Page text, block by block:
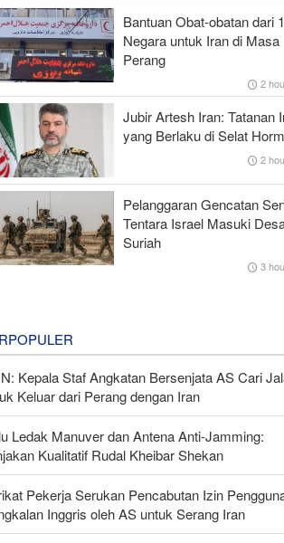
Bantuan Obat-obatan dari
Negara untuk Iran di Masa
Perang
2
Jubir Artesh Iran: Tatanan
yang Berlaku di Selat
2
Pelanggaran Gencatan
Tentara Israel Masuki
Suriah
3
Kepala Staf Angkatan Bersenjata AS Cari
Keluar dari Perang dengan Iran
Ledak Manuver dan Antena Anti-Jamming:
Kualitatif Rudal Kheibar Shekan
Pekerja Serukan Pencabutan Izin
Inggris oleh AS untuk Serang Iran